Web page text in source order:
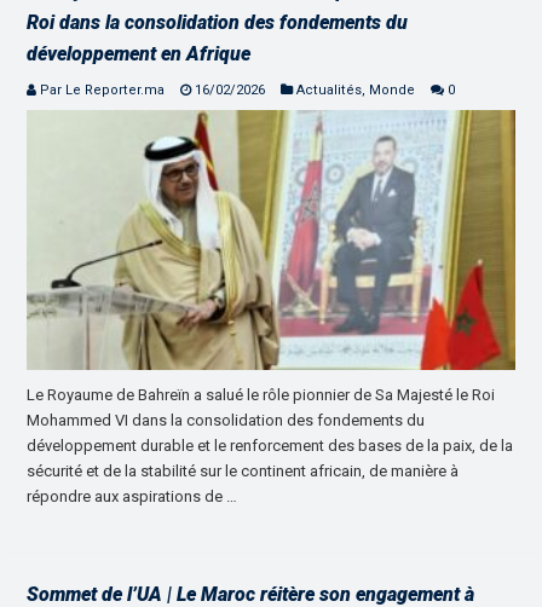
Roi dans la consolidation des fondements du
développement en Afrique
Par Le Reporter.ma 16/02/2026 Actualités, Monde 0
Le Royaume de Bahreïn a salué le rôle pionnier de Sa Majesté le Roi
Mohammed VI dans la consolidation des fondements du
développement durable et le renforcement des bases de la paix, de la
sécurité et de la stabilité sur le continent africain, de manière à
répondre aux aspirations de …
Sommet de l’UA | Le Maroc réitère son engagement à